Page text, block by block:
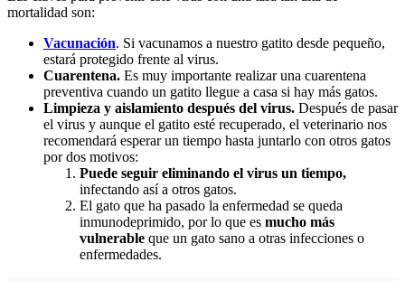
mortalidad son:
Vacunación. Si vacunamos a nuestro gatito desde pequeño,
estará protegido frente al virus.
Cuarentena. Es muy importante realizar una cuarentena
preventiva cuando un gatito llegue a casa si hay más gatos.
Limpieza y aislamiento después del virus. Después de pasar
el virus y aunque el gatito esté recuperado, el veterinario nos
recomendará esperar un tiempo hasta juntarlo con otros gatos
por dos motivos:
Puede seguir eliminando el virus un tiempo,
infectando así a otros gatos.
El gato que ha pasado la enfermedad se queda
inmunodeprimido, por lo que es mucho más
vulnerable que un gato sano a otras infecciones o
enfermedades.